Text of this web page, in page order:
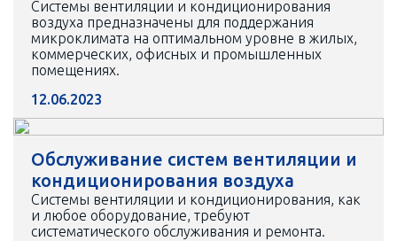
Системы вентиляции и кондиционирования
воздуха предназначены для поддержания
микроклимата на оптимальном уровне в жилых,
коммерческих, офисных и промышленных
помещениях.
12.06.2023
Обслуживание систем вентиляции и
кондиционирования воздуха
Системы вентиляции и кондиционирования, как
и любое оборудование, требуют
систематического обслуживания и ремонта.